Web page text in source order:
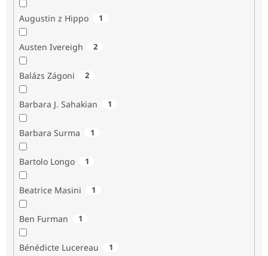
Augustin z Hippo 1
Austen Ivereigh 2
Balázs Zágoni 2
Barbara J. Sahakian 1
Barbara Surma 1
Bartolo Longo 1
Beatrice Masini 1
Ben Furman 1
Bénédicte Lucereau 1